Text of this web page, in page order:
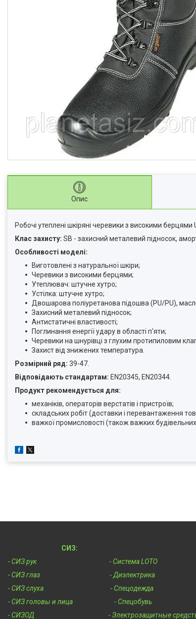
Опис
Робочі утеплені шкіряні черевики з високими берцями
Клас захисту: SB - захисний металевий підносок,
Особливості моделі:
Виготовлені з натуральної шкіри;
Черевики з високими берцями;
Утеплювач: штучне хутро;
Устілка: штучне хутро;
Двошарова поліуретанова підошва (PU/PU),
Захисний металевий підносок;
Антистатичні властивості;
Поглинання енергії удару в області п'яти;
Черевики на шнурівці з глухим протипиловим
Захист від знижених температура.
Розмірний ряд: 39-47.
Відповідають стандартам: EN20345, EN20344.
Продукт рекомендується для:
механіків, операторів верстатів і пристроїв;
складських робіт (доставки і перевантаження
важкої промисловості (також важких будівельних
СИЗ:
- СИЗ рук
- Система LOTO
- СИЗ глаз
- Диэлектрика
- СИЗ слуха
- Спецодежда
- СИЗ головы и лица
- Спецобувь
- СИЗОД
- Электрозащитные